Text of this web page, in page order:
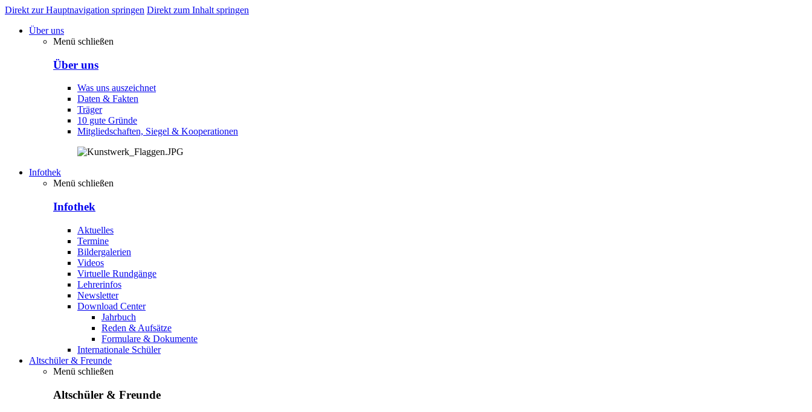
Direkt zur Hauptnavigation springen Direkt zum Inhalt springen
Über uns
Menü schließen
Über uns
Was uns auszeichnet
Daten & Fakten
Träger
10 gute Gründe
Mitgliedschaften, Siegel & Kooperationen
Infothek
Menü schließen
Infothek
Aktuelles
Termine
Bildergalerien
Videos
Virtuelle Rundgänge
Lehrerinfos
Newsletter
Download Center
Jahrbuch
Reden & Aufsätze
Formulare & Dokumente
Internationale Schüler
Altschüler & Freunde
Menü schließen
Altschüler & Freunde